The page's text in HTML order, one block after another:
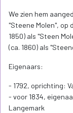
We zien hem
"Steene Molen", op
1850) als "Steen
(ca. 1860) als
Eigenaars:
- 1792, oprichting:
- voor 1834,
Langemark